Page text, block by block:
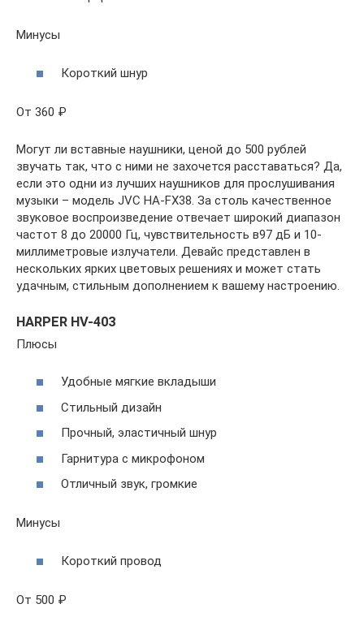
Минусы
Короткий шнур
От 360 ₽
Могут ли вставные наушники, ценой до 500 рублей
звучать так, что с ними не захочется расставаться? Да,
если это одни из лучших наушников для прослушивания
музыки – модель JVC HA-FX38. За столь качественное
звуковое воспроизведение отвечает широкий диапазон
частот 8 до 20000 Гц, чувствительность в97 дБ и 10-
миллиметровые излучатели. Девайс представлен в
нескольких ярких цветовых решениях и может стать
удачным, стильным дополнением к вашему настроению.
HARPER HV-403
Плюсы
Удобные мягкие вкладыши
Стильный дизайн
Прочный, эластичный шнур
Гарнитура с микрофоном
Отличный звук, громкие
Минусы
Короткий провод
От 500 ₽